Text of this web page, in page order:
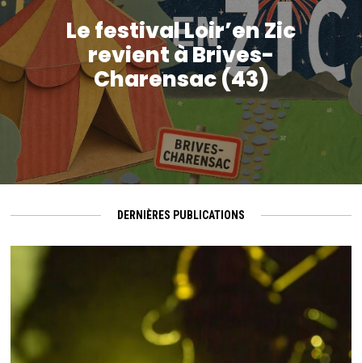
Le festival Loir’en Zic
revient à Brives-
Charensac (43)
DERNIÈRES PUBLICATIONS